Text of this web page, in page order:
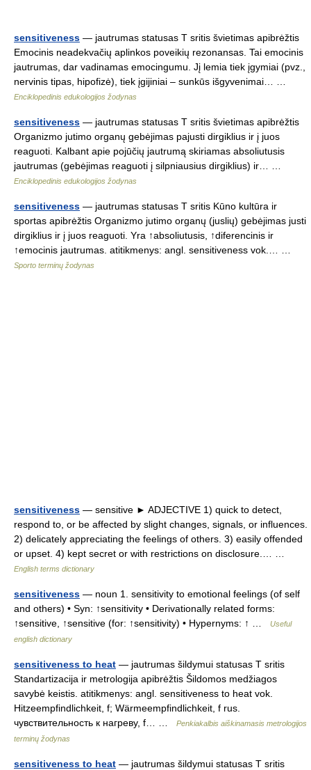
sensitiveness — jautrumas statusas T sritis švietimas apibrėžtis
Emocinis neadekvačių aplinkos poveikių rezonansas. Tai emocinis
jautrumas, dar vadinamas emocingumu. Jį lemia tiek įgymiai (pvz.,
nervinis tipas, hipofizė), tiek įgijiniai – sunkūs išgyvenimai… …
Enciklopedinis edukologijos žodynas
sensitiveness — jautrumas statusas T sritis švietimas apibrėžtis
Organizmo jutimo organų gebėjimas pajusti dirgiklius ir į juos
reaguoti. Kalbant apie pojūčių jautrumą skiriamas absoliutusis
jautrumas (gebėjimas reaguoti į silpniausius dirgiklius) ir… …
Enciklopedinis edukologijos žodynas
sensitiveness — jautrumas statusas T sritis Kūno kultūra ir
sportas apibrėžtis Organizmo jutimo organų (juslių) gebėjimas justi
dirgiklius ir į juos reaguoti. Yra ↑absoliutusis, ↑diferencinis ir
↑emocinis jautrumas. atitikmenys: angl. sensitiveness vok.… …
Sporto terminų žodynas
sensitiveness — sensitive ► ADJECTIVE 1) quick to detect,
respond to, or be affected by slight changes, signals, or influences.
2) delicately appreciating the feelings of others. 3) easily offended
or upset. 4) kept secret or with restrictions on disclosure.… …
English terms dictionary
sensitiveness — noun 1. sensitivity to emotional feelings (of self
and others) • Syn: ↑sensitivity • Derivationally related forms:
↑sensitive, ↑sensitive (for: ↑sensitivity) • Hypernyms: ↑ …
Useful
english dictionary
sensitiveness to heat — jautrumas šildymui statusas T sritis
Standartizacija ir metrologija apibrėžtis Šildomos medžiagos
savybė keistis. atitikmenys: angl. sensitiveness to heat vok.
Hitzeempfindlichkeit, f; Wärmeempfindlichkeit, f rus.
чувствительность к нагреву, f… …
Penkiakalbis aiškinamasis metrologijos
terminų žodynas
sensitiveness to heat — jautrumas šildymui statusas T sritis